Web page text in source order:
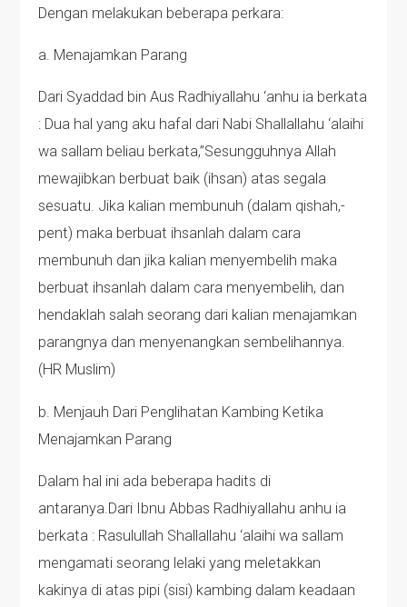
Dengan melakukan beberapa perkara:
a. Menajamkan Parang
Dari Syaddad bin Aus Radhiyallahu ‘anhu ia berkata
: Dua hal yang aku hafal dari Nabi Shallallahu ‘alaihi
wa sallam beliau berkata,”Sesungguhnya Allah
mewajibkan berbuat baik (ihsan) atas segala
sesuatu. Jika kalian membunuh (dalam qishah,-
pent) maka berbuat ihsanlah dalam cara
membunuh dan jika kalian menyembelih maka
berbuat ihsanlah dalam cara menyembelih, dan
hendaklah salah seorang dari kalian menajamkan
parangnya dan menyenangkan sembelihannya.
(HR Muslim)
b. Menjauh Dari Penglihatan Kambing Ketika
Menajamkan Parang
Dalam hal ini ada beberapa hadits di
antaranya.Dari Ibnu Abbas Radhiyallahu anhu ia
berkata : Rasulullah Shallallahu ‘alaihi wa sallam
mengamati seorang lelaki yang meletakkan
kakinya di atas pipi (sisi) kambing dalam keadaan